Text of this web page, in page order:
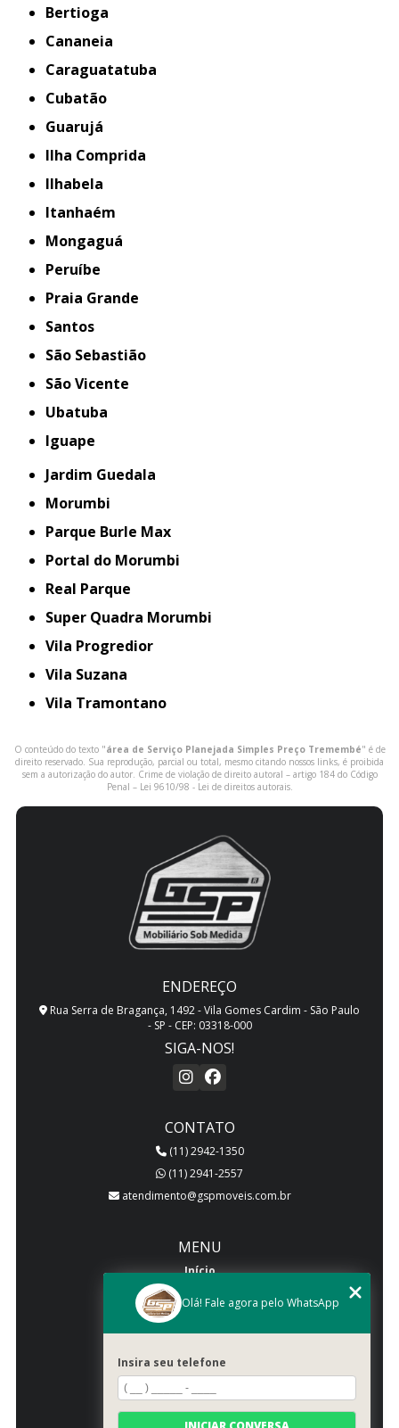
Bertioga
Cananeia
Caraguatatuba
Cubatão
Guarujá
Ilha Comprida
Ilhabela
Itanhaém
Mongaguá
Peruíbe
Praia Grande
Santos
São Sebastião
São Vicente
Ubatuba
iguape
Jardim Guedala
Morumbi
Parque Burle Max
Portal do Morumbi
Real Parque
Super Quadra Morumbi
Vila Progredior
Vila Suzana
Vila Tramontano
O conteúdo do texto "área de Serviço Planejada Simples Preço Tremembé" é de
direito reservado. Sua reprodução, parcial ou total, mesmo citando nossos links, é proibida
sem a autorização do autor. Crime de violação de direito autoral – artigo 184 do Código
Penal – Lei 9610/98 - Lei de direitos autorais.
ENDEREÇO
Rua Serra de Bragança, 1492 - Vila Gomes Cardim - São Paulo
- SP - CEP: 03318-000
SIGA-NOS!
CONTATO
(11) 2942-1350
(11) 2941-2557
atendimento@gspmoveis.com.br
MENU
Início
Quem somos
Galeria
Categorias
Contato
Olá! Fale agora pelo WhatsApp
Insira seu telefone